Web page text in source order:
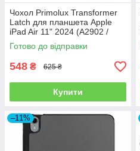
Чохол Primolux Transformer
Latch для планшета Apple
iPad Air 11" 2024 (A2902 /
A2903 / A2904) - Blue
Готово до відправки
548 ₴ 625 ₴
Купити
–11%